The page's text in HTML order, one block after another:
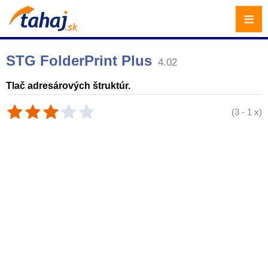
STG FolderPrint Plus 4.02
Tlač adresárových štruktúr.
(3 - 1 x)
≡